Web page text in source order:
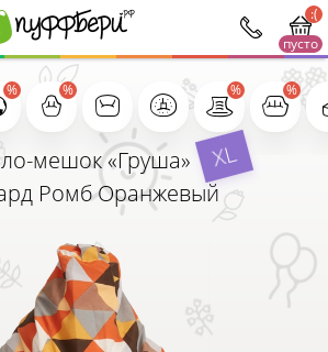
:(
пусто
мешок «Груша»XL
Ромб Оранжевый